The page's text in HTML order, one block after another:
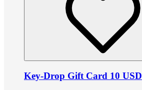
Key-Drop Gift Card 10 USD